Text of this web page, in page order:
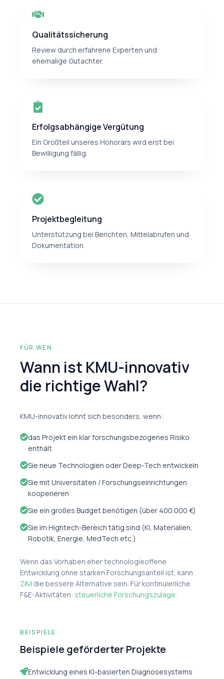
Qualitätssicherung
Review durch erfahrene Experten und
ehemalige Gutachter.
Erfolgsabhängige Vergütung
Ein Großteil unseres Honorars wird erst bei
Bewilligung fällig.
Projektbegleitung
Unterstützung bei Berichten, Mittelabrufen und
Dokumentation.
FÜR WEN
Wann ist KMU-innovativ
die richtige Wahl?
KMU-innovativ lohnt sich besonders, wenn:
das Projekt ein klar forschungsbezogenes Risiko
enthält
Sie neue Technologien oder Deep-Tech entwickeln
Sie mit Universitäten / Forschungseinrichtungen
kooperieren
Sie ein großes Budget benötigen (über 400.000 €)
Sie im Hightech-Bereich tätig sind (KI, Materialien,
Robotik, Energie, MedTech etc.)
Wenn das Vorhaben eher technologieoffene
Entwicklung ohne starken Forschungsanteil ist, kann
ZIM die bessere Alternative sein. Für kontinuierliche
F&E-Aktivitäten: steuerliche Forschungszulage.
BEISPIELE
Beispiele geförderter Projekte
Entwicklung eines KI-basierten Diagnosesystems